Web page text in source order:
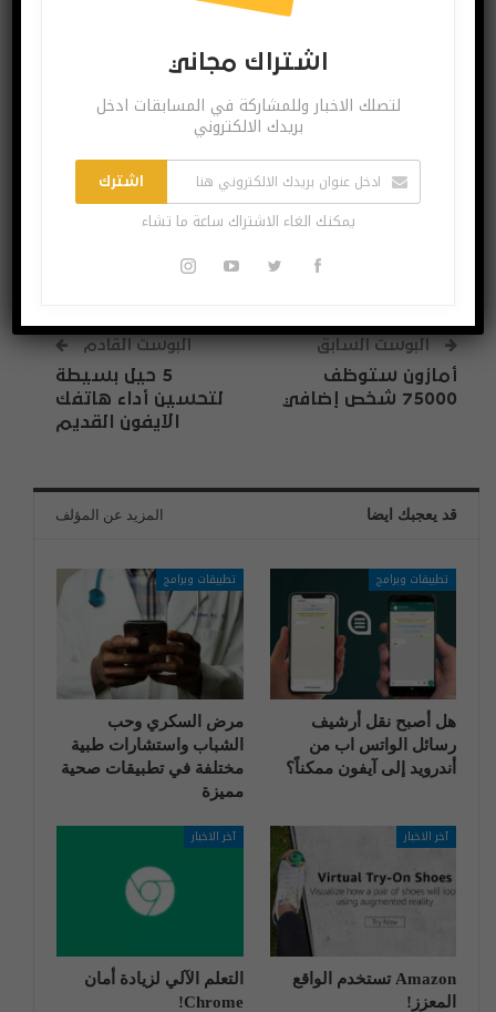
لتصلك الاخبار وللمشاركة في المسابقات ادخل بريدك
الالكتروني
يمكنك الغاء الاشتراك ساعة ما تشاء
البوست السابق
أمازون ستوظف
75000 شخص إضافي
البوست القادم
5 حيل بسيطة
لتحسين أداء هاتفك
الآيفون القديم
قد يعجبك ايضا المزيد عن المؤلف
تطبيقات وبرامج
هل أصبح نقل أرشيف
رسائل الواتس اب من
أندرويد إلى آيفون ممكناً؟
تطبيقات وبرامج
مرض السكري وحب
الشباب واستشارات طبية
مختلفة في تطبيقات صحية
مميزة
آخر الاخبار
Amazon تستخدم الواقع
المعزز!
آخر الاخبار
التعلم الآلي لزيادة أمان
Chrome!
اشتراك مجاني
لتصلك الاخبار وللمشاركة في المسابقات ادخل
بريدك الالكتروني
اشترك
يمكنك الغاء الاشتراك ساعة ما تشاء